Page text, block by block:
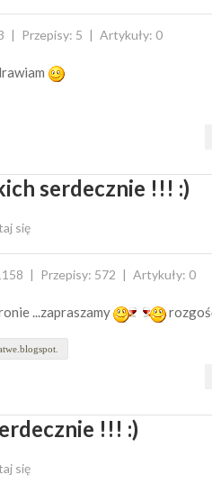
Przepisy: 5 Artykuły: 0
serdecznie !!! :)
się
Przepisy: 572 Artykuły: 0
...zapraszamy
!!! :)
się